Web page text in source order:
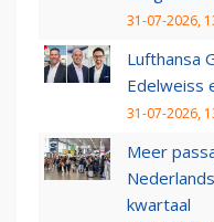
31-07-2026,
Lufthansa
Edelweiss
31-07-2026,
Meer
kwartaal